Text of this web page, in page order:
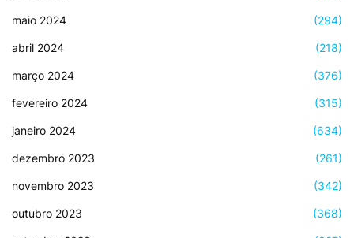
maio 2024 (294)
abril 2024 (218)
março 2024 (376)
fevereiro 2024 (315)
janeiro 2024 (634)
dezembro 2023 (261)
novembro 2023 (342)
outubro 2023 (368)